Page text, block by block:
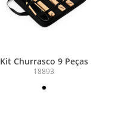
Kit Churrasco 9 Peças
18893